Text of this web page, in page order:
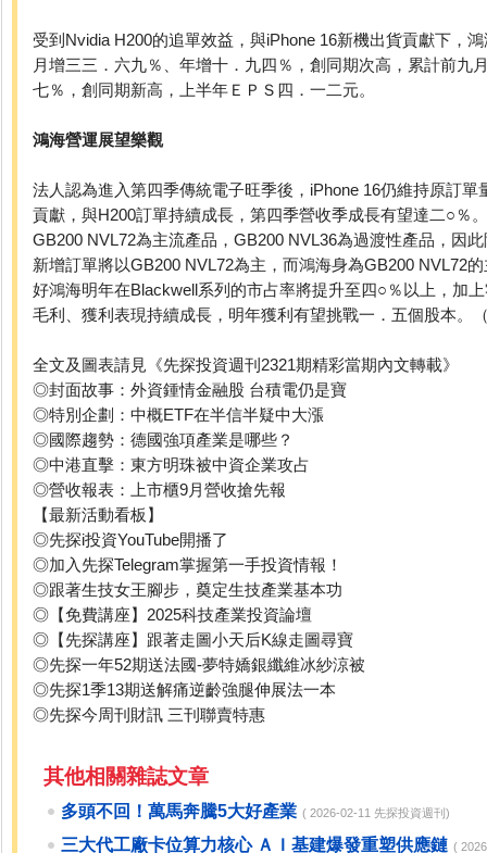
受到Nvidia H200的追單效益，與iPhone 16新機出貨貢獻下，
月增三三．六九％、年增十．九四％，創同期次高，累計前九
七％，創同期新高，上半年ＥＰＳ四．一二元。
鴻海營運展望樂觀
法人認為進入第四季傳統電子旺季後，iPhone 16仍維持原訂
貢獻，與H200訂單持續成長，第四季營收季成長有望達二○％
GB200 NVL72為主流產品，GB200 NVL36為過渡性產品，因
新增訂單將以GB200 NVL72為主，而鴻海身為GB200 NVL72
好鴻海明年在Blackwell系列的市占率將提升至四○％以上，加
毛利、獲利表現持續成長，明年獲利有望挑戰一．五個股本。
全文及圖表請見《先探投資週刊2321期精彩當期內文轉載》
◎封面故事：外資鍾情金融股 台積電仍是寶
◎特別企劃：中概ETF在半信半疑中大漲
◎國際趨勢：德國強項產業是哪些？
◎中港直擊：東方明珠被中資企業攻占
◎營收報表：上市櫃9月營收搶先報
【最新活動看板】
◎先探i投資YouTube開播了
◎加入先探Telegram掌握第一手投資情報！
◎跟著生技女王腳步，奠定生技產業基本功
◎【免費講座】2025科技產業投資論壇
◎【先探講座】跟著走圖小天后K線走圖尋寶
◎先探一年52期送法國-夢特嬌銀纖維冰紗涼被
◎先探1季13期送解痛逆齡強腿伸展法一本
◎先探今周刊財訊 三刊聯賣特惠
其他相關雜誌文章
多頭不回！萬馬奔騰5大好產業 ( 2026-02-11 先探投資週刊)
三大代工廠卡位算力核心 ＡＩ基建爆發重塑供應鏈 (